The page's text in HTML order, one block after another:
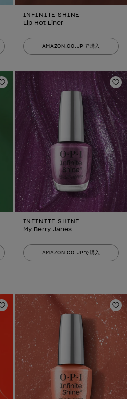
INFINITE SHINE
Lip Hot Liner
AMAZON.CO.JPで購入
ほしいものリストに追加 ほ
INFINITE SHINE
My Berry Janes
AMAZON.CO.JPで購入
ほしいものリストに追加 ほ